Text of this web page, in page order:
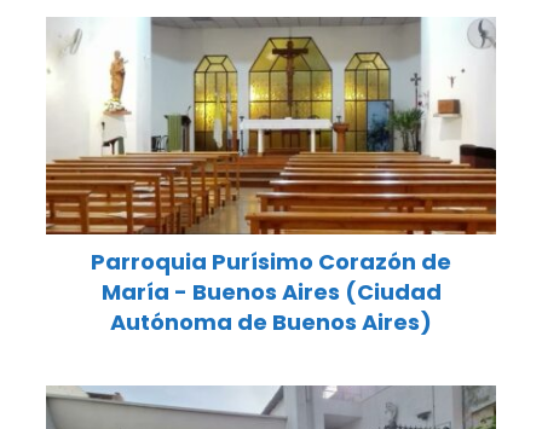
Parroquia Purísimo Corazón de
María - Buenos Aires (Ciudad
Autónoma de Buenos Aires)